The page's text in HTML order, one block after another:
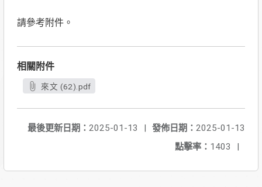
請參考附件。
相關附件
來文 (62).pdf
發佈日期： 2025-01-13
最後更新日期： 2025-01-13
|
點擊率： 1403 |